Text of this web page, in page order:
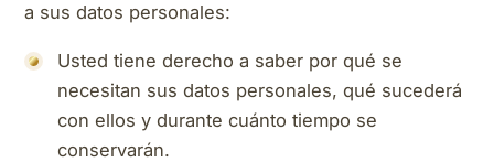
a sus datos personales:
Usted tiene derecho a saber por qué se
necesitan sus datos personales, qué sucederá
con ellos y durante cuánto tiempo se
conservarán.